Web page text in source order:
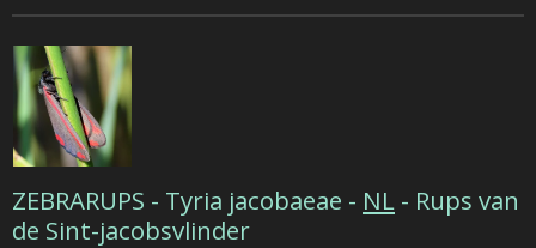
ZEBRARUPS - Tyria jacobaeae - NL - Rups van
de Sint-jacobsvlinder